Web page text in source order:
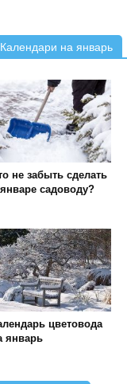
Календари на январь
не забыть сделать
садоводу?
цветовода
январь